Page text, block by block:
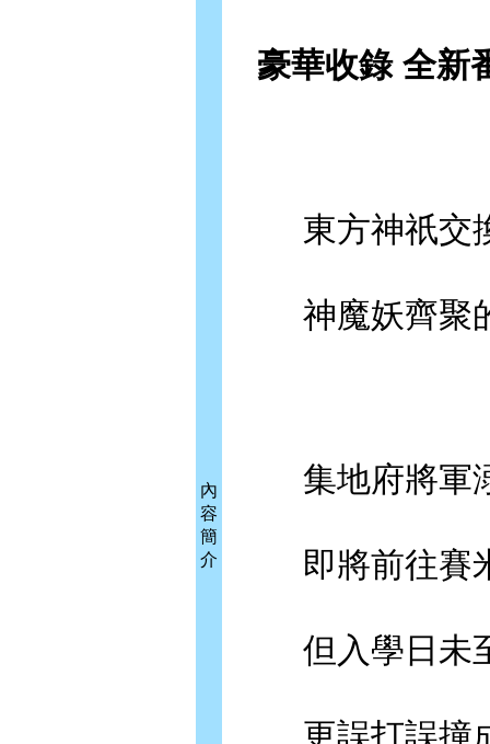
內
容
簡
介
豪華收錄 全新
東方神祇交換
神魔妖齊聚的
集地府將軍溺
即將前往賽米
但入學日未至
更誤打誤撞成